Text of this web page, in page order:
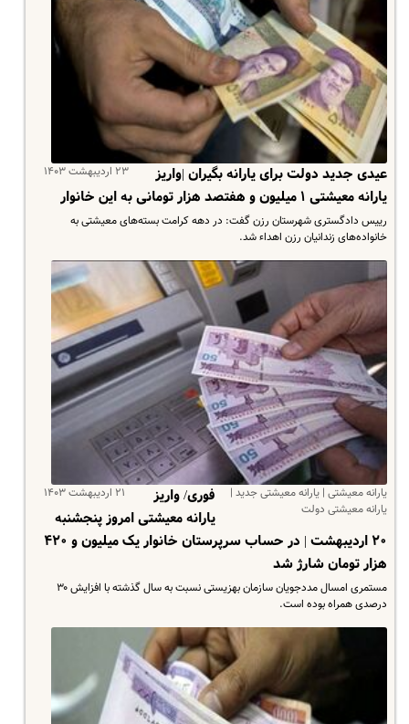
۲۳ اردیبهشت ۱۴۰۳
عیدی جدید دولت برای یارانه بگیران |واریز
یارانه معیشتی ۱ میلیون و هفتصد هزار تومانی به این خانوار
رییس دادگستری شهرستان رزن گفت: در دهه کرامت بسته‌های معیشتی به
خانواده‌های زندانیان رزن اهداء شد.
یارانه معیشتی | یارانه معیشتی جدید |
یارانه معیشتی دولت
۲۱ اردیبهشت ۱۴۰۳
فوری/ واریز
یارانه معیشتی امروز پنجشنبه
۲۰ اردیبهشت | در حساب سرپرستان خانوار یک میلیون و ۴۲۰
هزار تومان شارژ شد
مستمری امسال مددجویان سازمان بهزیستی نسبت به سال گذشته با افزایش ۳۰
درصدی همراه بوده است.